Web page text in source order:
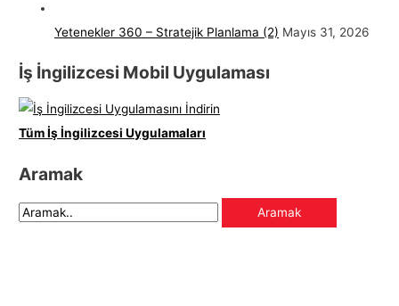
Yetenekler 360 – Stratejik Planlama (2) Mayıs 31, 2026
İş İngilizcesi Mobil Uygulaması
Tüm İş İngilizcesi Uygulamaları
Aramak